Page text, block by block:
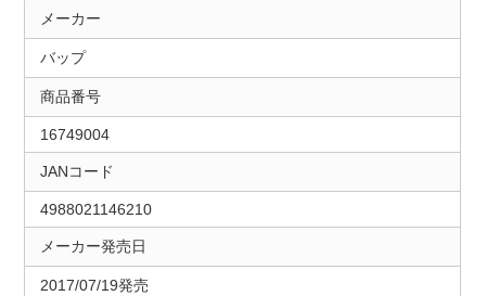
メーカー
バップ
商品番号
16749004
JANコード
4988021146210
メーカー発売日
2017/07/19発売